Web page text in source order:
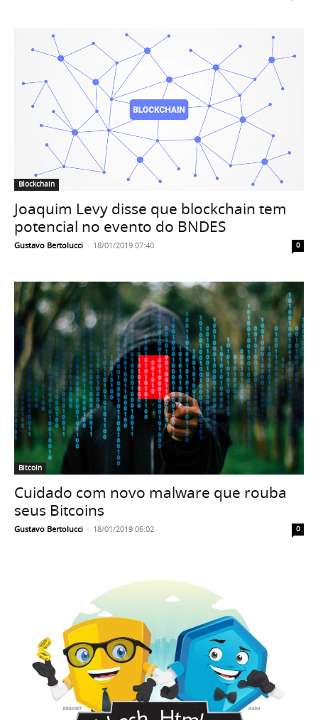
Blockchain
Joaquim Levy disse que blockchain tem
potencial no evento do BNDES
Gustavo Bertolucci - 18/01/2019 07:40 0
Bitcoin
Cuidado com novo malware que rouba
seus Bitcoins
Gustavo Bertolucci - 18/01/2019 06:02 0